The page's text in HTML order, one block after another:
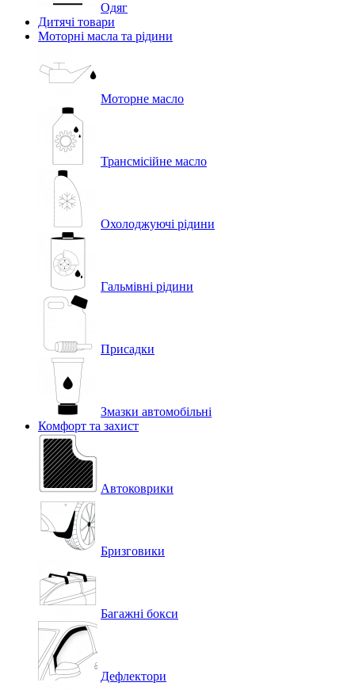
Одяг
Дитячі товари
Моторні масла та рідини
Моторне масло
Трансмісійне масло
Охолоджуючі рідини
Гальмівні рідини
Присадки
Змазки автомобільні
Комфорт та захист
Автоковрики
Бризговики
Багажні бокси
Дефлектори